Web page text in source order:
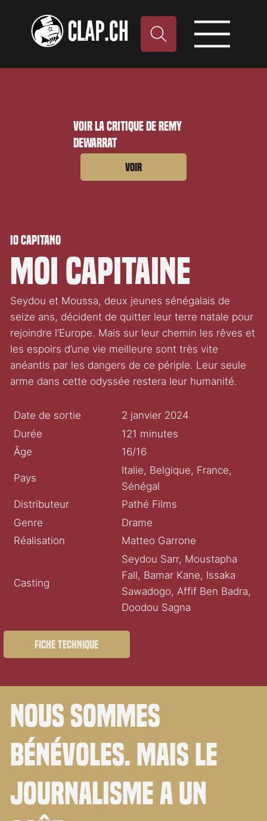
Voir la critique de Remy
Dewarrat
Voir
Io capitano
Moi capitaine
Seydou et Moussa, deux jeunes sénégalais de
seize ans, décident de quitter leur terre natale pour
rejoindre l’Europe. Mais sur leur chemin les rêves et
les espoirs d’une vie meilleure sont très vite
anéantis par les dangers de ce périple. Leur seule
arme dans cette odyssée restera leur humanité.
Date de sortie
2 janvier 2024
Durée
121 minutes
Âge
16/16
Pays
Italie, Belgique, France,
Sénégal
Distributeur
Pathé Films
Genre
Drame
Réalisation
Matteo Garrone
Casting
Seydou Sarr, Moustapha
Fall, Bamar Kane, Issaka
Sawadogo, Affif Ben Badra,
Doodou Sagna
Fiche technique
Nous sommes
bénévoles. Mais le
journalisme a un